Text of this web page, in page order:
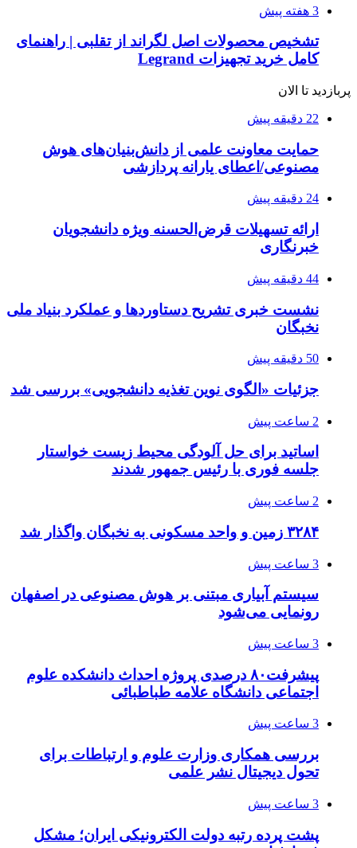
3 هفته پیش
تشخیص محصولات اصل لگراند از تقلبی | راهنمای
کامل خرید تجهیزات Legrand
پربازدید تا الان
22 دقیقه پیش
حمایت معاونت علمی از دانش‌بنیان‌های هوش
مصنوعی/اعطای یارانه پردازشی
24 دقیقه پیش
ارائه تسهیلات قرض‌الحسنه ویژه دانشجویان
خبرنگاری
44 دقیقه پیش
نشست خبری تشریح دستاوردها و عملکرد بنیاد ملی
نخبگان
50 دقیقه پیش
جزئیات «الگوی نوین تغذیه دانشجویی» بررسی شد
2 ساعت پیش
اساتید برای حل آلودگی محیط زیست خواستار
جلسه فوری با رئیس جمهور شدند
2 ساعت پیش
۳۲۸۴ زمین و واحد مسکونی به نخبگان واگذار شد
3 ساعت پیش
سیستم آبیاری مبتنی بر هوش مصنوعی در اصفهان
رونمایی می‌شود
3 ساعت پیش
پیشرفت۸۰ درصدی پروژه احداث دانشکده علوم
اجتماعی دانشگاه علامه طباطبائی
3 ساعت پیش
بررسی همکاری وزارت علوم و ارتباطات برای
تحول دیجیتال نشر علمی
3 ساعت پیش
پشت پرده رتبه دولت الکترونیکی ایران؛ مشکل